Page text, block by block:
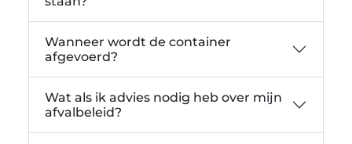
Wanneer wordt de container
afgevoerd?
Wat als ik advies nodig heb over mijn
afvalbeleid?